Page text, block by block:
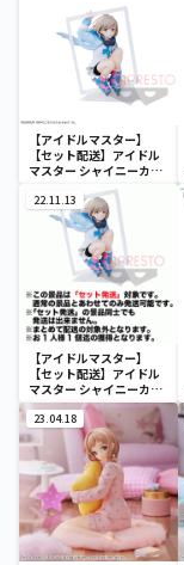
【アイドルマスター】
【セット配送】アイドル
マスター シャイニーカラ
ーズ ESPRESTO est-
Windy and Motions-芹
沢あさひ
22.11.13
【アイドルマスター】
【セット配送】アイドル
マスター シャイニーカラ
ーズ ESPRESTO est-
Windy and Motions-芹
沢あさひ
23.04.18